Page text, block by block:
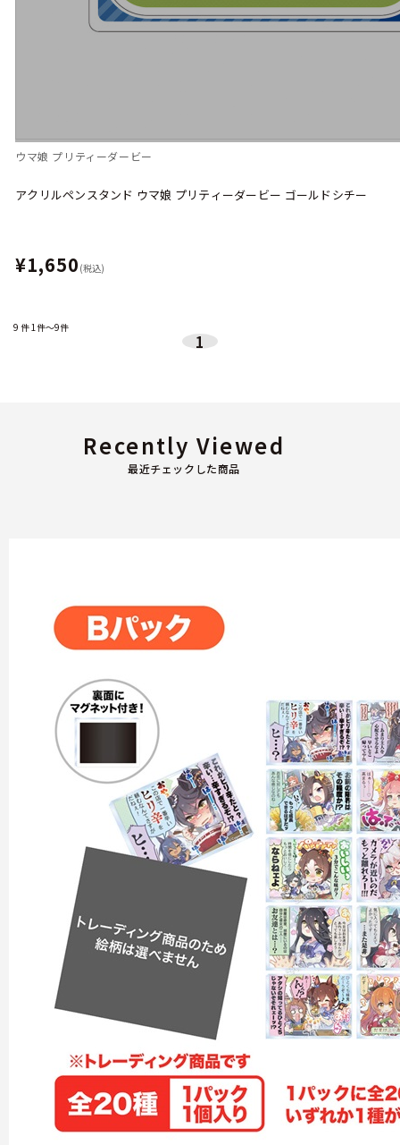
ウマ娘 プリティーダービー
アクリルペンスタンド ウマ娘 プリティーダービー ゴールドシチー
¥1,650 (税込)
9 件1件～9件
1
最近チェックした商品
Recently Viewed